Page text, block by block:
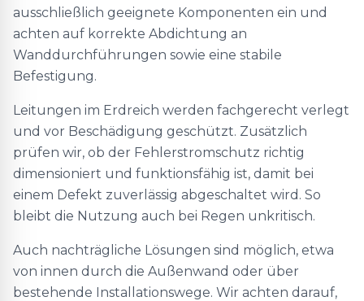
ausschließlich geeignete Komponenten ein und
achten auf korrekte Abdichtung an
Wanddurchführungen sowie eine stabile
Befestigung.
Leitungen im Erdreich werden fachgerecht verlegt
und vor Beschädigung geschützt. Zusätzlich
prüfen wir, ob der Fehlerstromschutz richtig
dimensioniert und funktionsfähig ist, damit bei
einem Defekt zuverlässig abgeschaltet wird. So
bleibt die Nutzung auch bei Regen unkritisch.
Auch nachträgliche Lösungen sind möglich, etwa
von innen durch die Außenwand oder über
bestehende Installationswege. Wir achten darauf,